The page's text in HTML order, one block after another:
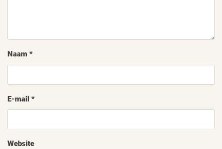
Naam *
E-mail *
Website